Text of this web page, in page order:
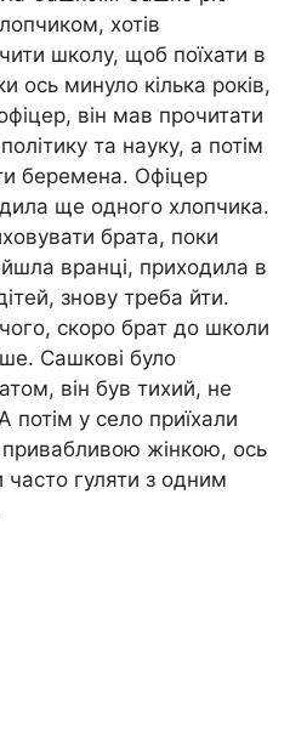
хотів
школу, щоб поїхати в
ось минуло кілька років,
він мав прочитати
та науку, а потім
бepeмена. Офіцер
ще одного хлопчика.
брата, поки
вранці, приходила в
знову треба йти.
скоро брат до школи
Сашкові було
він був тихий, не
потім у село приїхали
жінкою, ось
часто гуляти з одним